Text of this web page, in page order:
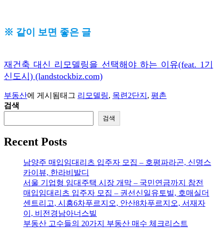
※ 같이 보면 좋은 글
재건축 대신 리모델링을 선택해야 하는 이유(feat. 1기
신도시) (landstockbiz.com)
부동산에 게시됨태그 리모델링, 목련2단지 , 평촌
검색
검색
Recent Posts
남양주 매입임대리츠 입주자 모집 – 호평파라곤, 신명스
카이뷰, 한라비발디
서울 기업형 임대주택 시장 개막 – 국민연금까지 참전
매입임대리츠 입주자 모집 – 권선신일유토빌, 호매실더
센트리고, 시흥6차푸르지오, 안산8차푸르지오, 서재자
이, 비전경남아너스빌
부동산 고수들의 20가지 부동산 매수 체크리스트